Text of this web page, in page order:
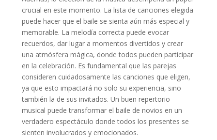
crucial en este momento. La lista de canciones elegida
puede hacer que el baile se sienta aún más especial y
memorable. La melodía correcta puede evocar
recuerdos, dar lugar a momentos divertidos y crear
una atmósfera mágica, donde todos pueden participar
en la celebración. Es fundamental que las parejas
consideren cuidadosamente las canciones que eligen,
ya que esto impactará no solo su experiencia, sino
también la de sus invitados. Un buen repertorio
musical puede transformar el baile de novios en un
verdadero espectáculo donde todos los presentes se
sienten involucrados y emocionados.